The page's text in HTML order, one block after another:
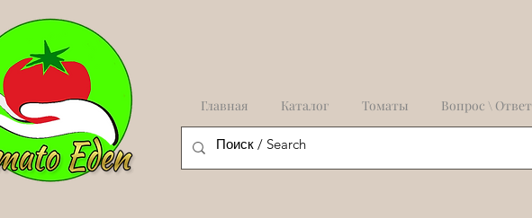
Главная Каталог Томаты Вопрос \ Ответ